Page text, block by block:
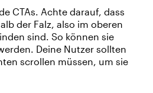
CTAs. Achte darauf, dass
der Falz, also im oberen
sind. So können sie
Deine Nutzer sollten
scrollen müssen, um sie